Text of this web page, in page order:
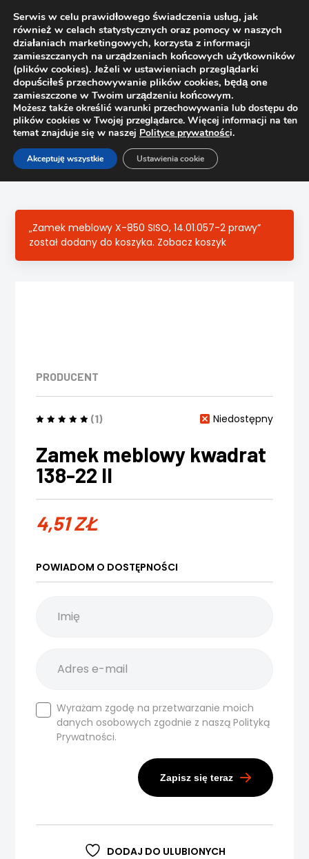
Strona główna Sklep
Zamki
Zamek meblowy kwadrat 138-22 II
„Zamek meblowy X-850 SISO, 14.01.057-2 prawy”
został dodany do koszyka. Zobacz koszyk
PRODUCENT
(1) Niedostępny
Zamek meblowy kwadrat
138-22 II
4,51ZŁ
POWIADOM O DOSTĘPNOŚCI
Wyrażam zgodę na przetwarzanie moich
danych osobowych zgodnie z nasząPolityką
Prywatności.
Zapisz się teraz
DODAJ DO ULUBIONYCH
Serwis w celu prawidłowego świadczenia usług, jak
również w celach statystycznych oraz pomocy w naszych
działaniach marketingowych, korzysta z informacji
zamieszczanych na urządzeniach końcowych użytkowników
(plików cookies). Jeżeli w ustawieniach przeglądarki
dopuściłeś przechowywanie plików cookies, będą one
zamieszczone w Twoim urządzeniu końcowym.
Możesz także określić warunki przechowywania lub dostępu do
plików cookies w Twojej przeglądarce. Więcej informacji na ten
temat znajduje się w naszej Polityce prywatności.
Akceptuję wszystkie Ustawienia cookie